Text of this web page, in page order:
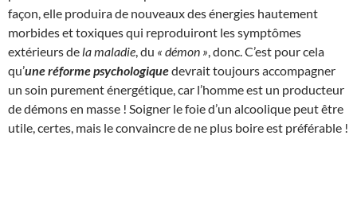
façon, elle produira de nouveaux des énergies hautement
morbides et toxiques qui reproduiront les symptômes
extérieurs de la maladie , du « démon » , donc. C’est pour cela
qu’une réforme psychologiquedevrait toujours accompagner
un soin purement énergétique, car l’homme est un producteur
de démons en masse ! Soigner le foie d’un alcoolique peut être
utile, certes, mais le convaincre de ne plus boire est préférable !